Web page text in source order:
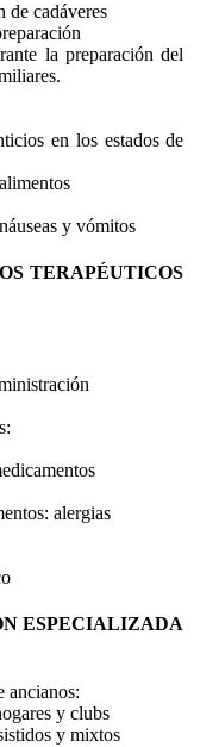
de cadáveres
la preparación del
en los estados de
y vómitos
TERAPÉUTICOS
alergias
ESPECIALIZADA
ancianos:
y clubs
y mixtos